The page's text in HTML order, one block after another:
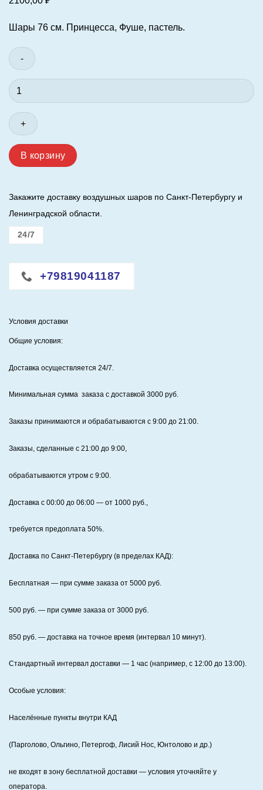
Шары 76 см. Принцесса, Фуше, пастель.
Количество
товара
Шар
(30"/76
Котёнок
Принцесса,
пастель.
В корзину
Закажите доставку воздушных шаров по Санкт-Петербургу и
Ленинградской области.
24/7
+79819041187
Условия доставки
Общие условия:
Доставка осуществляется 24/7
Минимальная сумма заказа с доставкой 3000 руб.
Заказы принимаются и обрабатываются с 9:00 до 21:00.
Заказы, сделанные с 21:00 до 9:00,
обрабатываются утром с 9:00.
Доставка с 00:00 до 06:00 — от 1000 руб.,
требуется предоплата 50%.
Доставка по Санкт‑Петербургу (в пределах КАД):
Бесплатная — при сумме заказа от 5000 руб.
500 руб. — при сумме заказа от 3000 руб.
850 руб. — доставка на точное время (интервал 10 минут).
Стандартный интервал доставки — 1 час (например, с 12:00 до 13:00).
Особые условия:
Населённые пункты внутри КАД
(Парголово, Ольгино, Петергоф, Лисий Нос, Юнтолово и др.)
не входят в зону бесплатной доставки — условия уточняйте у
оператора.